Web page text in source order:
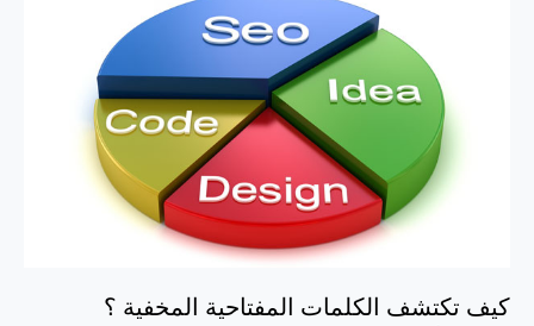
كيف تكتشف الكلمات المفتاحية المخفية ؟